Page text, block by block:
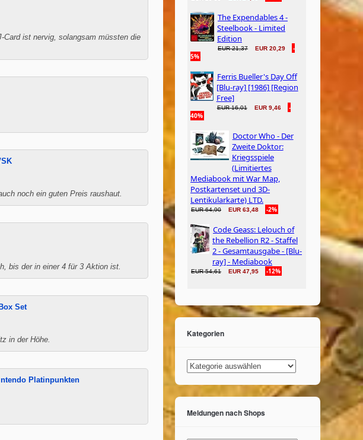
Card ist nervig, solangsam müssten die
noch ein guten Preis raushaut.
bis der in einer 4 für 3 Aktion ist.
Set
in der Höhe.
Platinpunkten
Kategorien
Kategorien
Meldungen nach Shops